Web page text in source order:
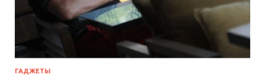
ГАДЖЕТЫ